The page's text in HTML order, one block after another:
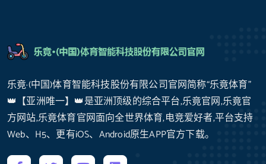
乐竟·(中国)体育智能科技股份有限公司官网简称“乐竟体育”
👑【亚洲唯一】👑是亚洲顶级的综合平台,乐竟官网,乐竟官
方网站,乐竟体育官网面向全世界体育,电竞爱好者,平台支持
Web、H5、更有iOS、Android原生APP官方下载。